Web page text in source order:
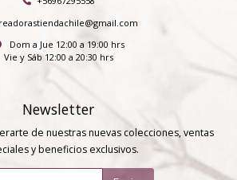
Dom a Jue 12:00 a 19:00 hrs
Vie y Sáb 12:00 a 20:30 hrs
Newsletter
de nuestras nuevas colecciones, ventas
y beneficios exclusivos.